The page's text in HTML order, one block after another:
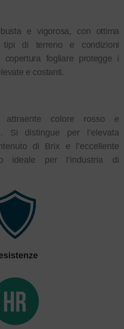
e vigorosa, con ottima
tipi di terreno e condizioni
copertura fogliare protegge i
e costanti.
attraente colore rosso e
Si distingue per l’elevata
di Brix e l’eccellente
ideale per l’industria di